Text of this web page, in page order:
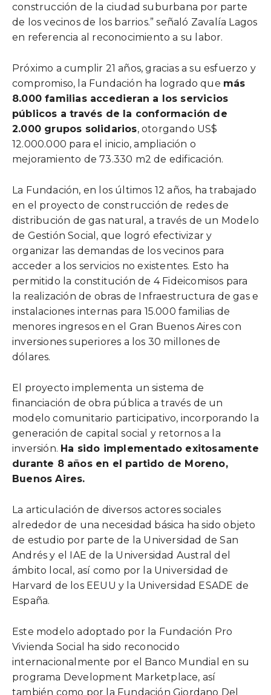
construcción de la ciudad suburbana por parte
de los vecinos de los barrios.” señaló Zavalía Lagos
en referencia al reconocimiento a su labor.
Próximo a cumplir 21 años, gracias a su esfuerzo y
compromiso, la Fundación ha logrado que más
8.000 familias accedieran a los servicios
públicos a través de la conformación de
2.000 grupos solidarios, otorgando US$
12.000.000 para el inicio, ampliación o
mejoramiento de 73.330 m2 de edificación.
La Fundación, en los últimos 12 años, ha trabajado
en el proyecto de construcción de redes de
distribución de gas natural, a través de un Modelo
de Gestión Social, que logró efectivizar y
organizar las demandas de los vecinos para
acceder a los servicios no existentes. Esto ha
permitido la constitución de 4 Fideicomisos para
la realización de obras de Infraestructura de gas e
instalaciones internas para 15.000 familias de
menores ingresos en el Gran Buenos Aires con
inversiones superiores a los 30 millones de
dólares.
El proyecto implementa un sistema de
financiación de obra pública a través de un
modelo comunitario participativo, incorporando la
generación de capital social y retornos a la
inversión. Ha sido implementado exitosamente
durante 8 años en el partido de Moreno,
Buenos Aires.
La articulación de diversos actores sociales
alrededor de una necesidad básica ha sido objeto
de estudio por parte de la Universidad de San
Andrés y el IAE de la Universidad Austral del
ámbito local, así como por la Universidad de
Harvard de los EEUU y la Universidad ESADE de
España.
Este modelo adoptado por la Fundación Pro
Vivienda Social ha sido reconocido
internacionalmente por el Banco Mundial en su
programa Development Marketplace, así
también como por la Fundación Giordano Del